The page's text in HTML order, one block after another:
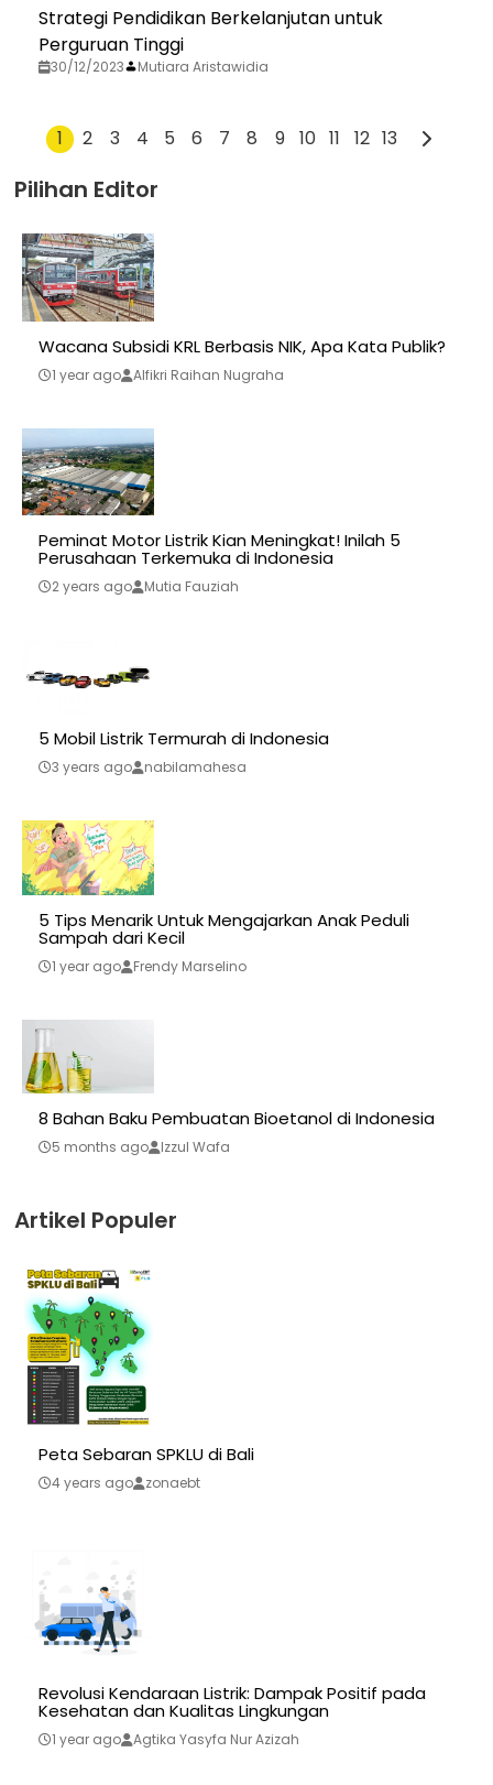
Strategi Pendidikan Berkelanjutan untuk
Perguruan Tinggi
30/12/2023 Mutiara Aristawidia
1 2 3 4 5 6 7 8 9 10 11 12 13
Pilihan Editor
Wacana Subsidi KRL Berbasis NIK, Apa Kata Publik?
1 year ago Alfikri Raihan Nugraha
Peminat Motor Listrik Kian Meningkat! Inilah 5
Perusahaan Terkemuka di Indonesia
2 years ago Mutia Fauziah
5 Mobil Listrik Termurah di Indonesia
3 years ago nabilamahesa
5 Tips Menarik Untuk Mengajarkan Anak Peduli
Sampah dari Kecil
1 year ago Frendy Marselino
8 Bahan Baku Pembuatan Bioetanol di Indonesia
5 months ago Izzul Wafa
Artikel Populer
Peta Sebaran SPKLU di Bali
4 years ago zonaebt
Revolusi Kendaraan Listrik: Dampak Positif pada
Kesehatan dan Kualitas Lingkungan
1 year ago Agtika Yasyfa Nur Azizah